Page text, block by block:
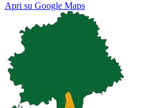
Apri su Google Maps
Map Satellite
Keyboard shortcuts